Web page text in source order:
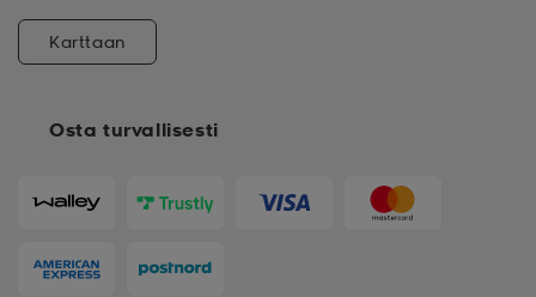
Osta turvallisesti
Karttaan